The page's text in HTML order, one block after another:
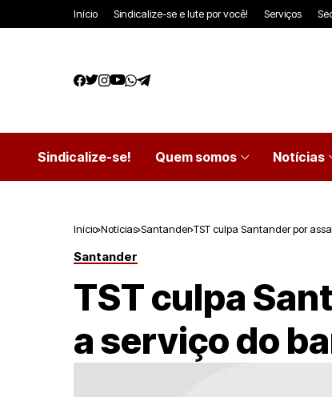
Início Sindicalize-se e lute por você! Serviços
Sindicalize-se! Quem somos Notícias
Início Notícias Santander TST culpa Santander por
Santander
TST culpa
a serviço do